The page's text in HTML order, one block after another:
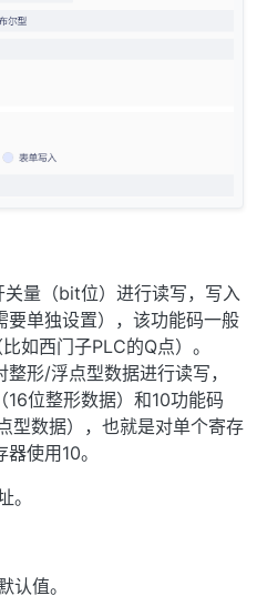
量（bit位）进行读写，写入
单独设置），该功能码一般
如西门子PLC的Q点）。
形/浮点型数据进行读写，
位整形数据）和10功能码
型数据），也就是对单个寄存
使用10。
。
认值。